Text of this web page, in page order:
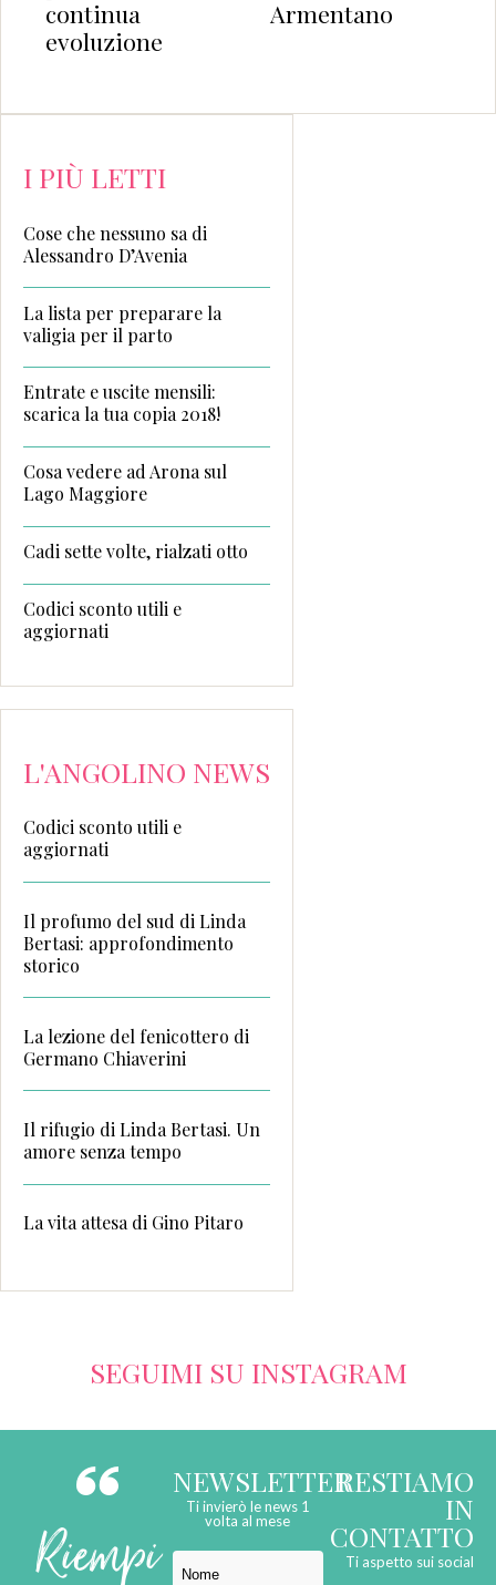
continua
evoluzione
Armentano
I PIÙ LETTI
Cose che nessuno sa di
Alessandro D’Avenia
La lista per preparare la
valigia per il parto
Entrate e uscite mensili:
scarica la tua copia 2018!
Cosa vedere ad Arona sul
Lago Maggiore
Cadi sette volte, rialzati otto
Codici sconto utili e
aggiornati
L'ANGOLINO NEWS
Codici sconto utili e
aggiornati
Il profumo del sud di Linda
Bertasi: approfondimento
storico
La lezione del fenicottero di
Germano Chiaverini
Il rifugio di Linda Bertasi. Un
amore senza tempo
La vita attesa di Gino Pitaro
SEGUIMI SU INSTAGRAM
Riempi
NEWSLETTER
Ti invierò le news 1
volta al mese
RESTIAMO
IN
CONTATTO
Ti aspetto sui social